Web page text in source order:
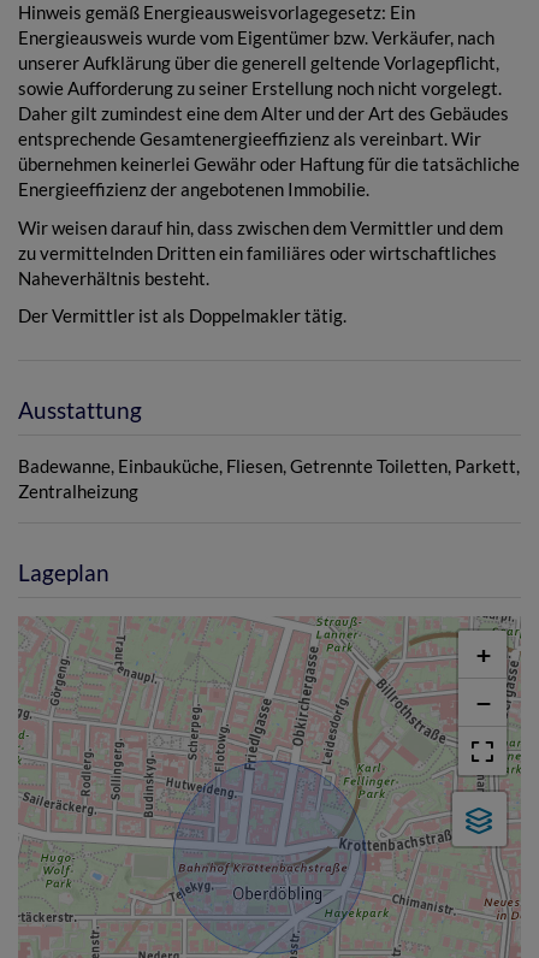
Hinweis gemäß Energieausweisvorlagegesetz: Ein
Energieausweis wurde vom Eigentümer bzw. Verkäufer, nach
unserer Aufklärung über die generell geltende Vorlagepflicht,
sowie Aufforderung zu seiner Erstellung noch nicht vorgelegt.
Daher gilt zumindest eine dem Alter und der Art des Gebäudes
entsprechende Gesamtenergieeffizienz als vereinbart. Wir
übernehmen keinerlei Gewähr oder Haftung für die tatsächliche
Energieeffizienz der angebotenen Immobilie.
Wir weisen darauf hin, dass zwischen dem Vermittler und dem
zu vermittelnden Dritten ein familiäres oder wirtschaftliches
Naheverhältnis besteht.
Der Vermittler ist als Doppelmakler tätig.
Ausstattung
Badewanne Einbauküche Fliesen Getrennte Toiletten Parkett
Zentralheizung
Lageplan
+
−